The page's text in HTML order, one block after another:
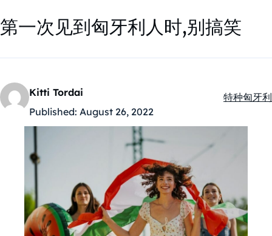
第一次见到匈牙利人时,别搞笑
Kitti Tordai
Published: August 26, 2022
特种匈牙利